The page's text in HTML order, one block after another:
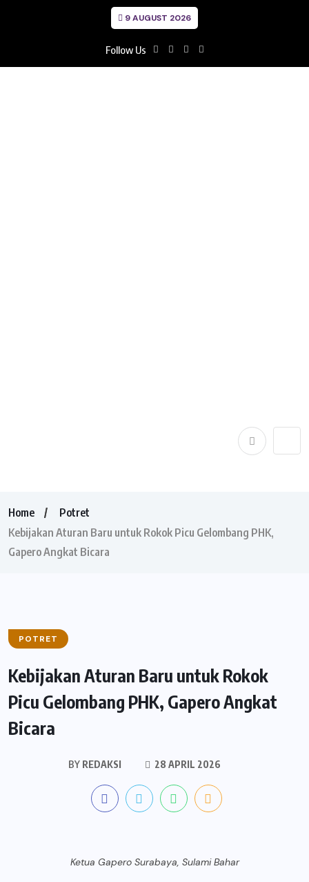
9 AUGUST 2026
Follow Us
Home
Potret
Kebijakan Aturan Baru untuk Rokok Picu Gelombang PHK,
Gapero Angkat Bicara
POTRET
Kebijakan Aturan Baru untuk Rokok
Picu Gelombang PHK, Gapero Angkat
Bicara
BYREDAKSI 28 APRIL 2026
Ketua Gapero Surabaya, Sulami Bahar